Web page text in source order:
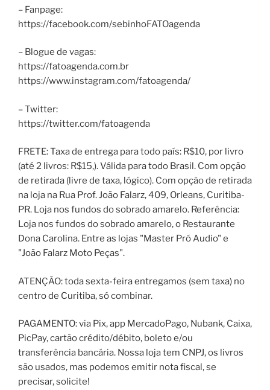
– Fanpage:
https://facebook.com/sebinhoFATOagenda
– Blogue de vagas:
https://fatoagenda.com.br
https://www.instagram.com/fatoagenda/
– Twitter:
https://twitter.com/fatoagenda
FRETE: Taxa de entrega para todo país: R$10, por livro
(até 2 livros: R$15,). Válida para todo Brasil. Com opção
de retirada (livre de taxa, lógico). Com opção de retirada
na loja na Rua Prof. João Falarz, 409, Orleans, Curitiba-
PR. Loja nos fundos do sobrado amarelo. Referência:
Loja nos fundos do sobrado amarelo, o Restaurante
Dona Carolina. Entre as lojas "Master Pró Audio" e
"João Falarz Moto Peças".
ATENÇÃO: toda sexta-feira entregamos (sem taxa) no
centro de Curitiba, só combinar.
PAGAMENTO: via Pix, app MercadoPago, Nubank, Caixa,
PicPay, cartão crédito/débito, boleto e/ou
transferência bancária. Nossa loja tem CNPJ, os livros
são usados, mas podemos emitir nota fiscal, se
precisar, solicite!